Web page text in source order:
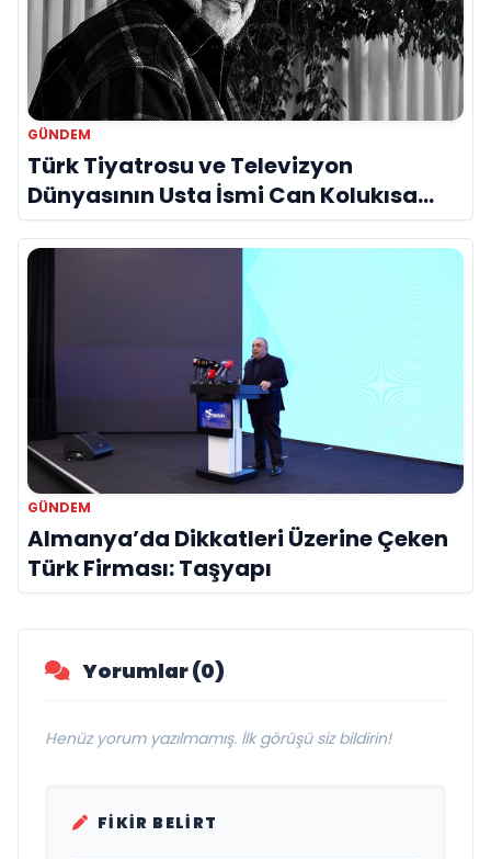
GÜNDEM
Türk Tiyatrosu ve Televizyon
Dünyasının Usta İsmi Can Kolukısa
Hayatını Kaybetti
GÜNDEM
Almanya’da Dikkatleri Üzerine Çeken
Türk Firması: Taşyapı
Yorumlar (0)
Henüz yorum yazılmamış. İlk görüşü siz bildirin!
FIKIR BELIRT